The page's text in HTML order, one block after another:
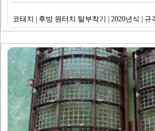
코태치 | 후방 원터치 탈부착기 | 2020년식 | 규